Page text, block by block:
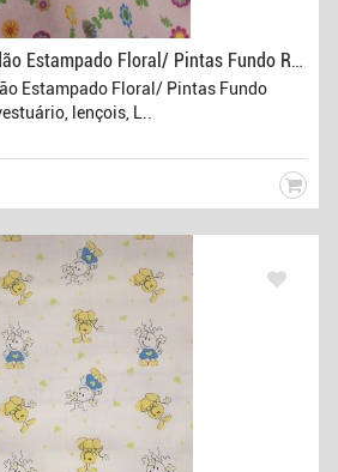
Cambraia 100% Algodão Estampado Floral/ Pintas Fundo Rosa Claro
Estampado Floral/ Pintas Fundo
lençois, L..